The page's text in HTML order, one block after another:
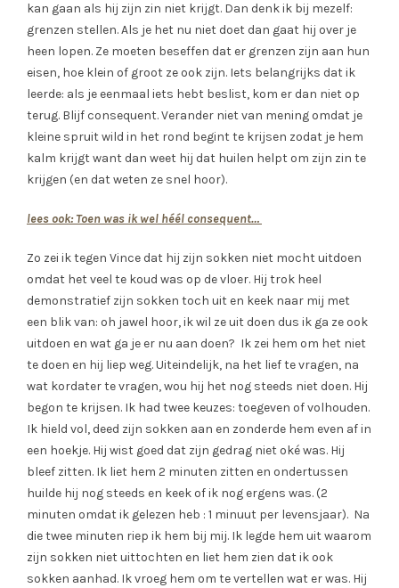
kan gaan als hij zijn zin niet krijgt. Dan denk ik bij mezelf:
grenzen stellen. Als je het nu niet doet dan gaat hij over je
heen lopen. Ze moeten beseffen dat er grenzen zijn aan hun
eisen, hoe klein of groot ze ook zijn. Iets belangrijks dat ik
leerde: als je eenmaal iets hebt beslist, kom er dan niet op
terug. Blijf consequent. Verander niet van mening omdat je
kleine spruit wild in het rond begint te krijsen zodat je hem
kalm krijgt want dan weet hij dat huilen helpt om zijn zin te
krijgen (en dat weten ze snel hoor).
lees ook: Toen was ik wel héél consequent…
Zo zei ik tegen Vince dat hij zijn sokken niet mocht uitdoen
omdat het veel te koud was op de vloer. Hij trok heel
demonstratief zijn sokken toch uit en keek naar mij met
een blik van: oh jawel hoor, ik wil ze uit doen dus ik ga ze ook
uitdoen en wat ga je er nu aan doen? Ik zei hem om het niet
te doen en hij liep weg. Uiteindelijk, na het lief te vragen, na
wat kordater te vragen, wou hij het nog steeds niet doen. Hij
begon te krijsen. Ik had twee keuzes: toegeven of volhouden.
Ik hield vol, deed zijn sokken aan en zonderde hem even af in
een hoekje. Hij wist goed dat zijn gedrag niet oké was. Hij
bleef zitten. Ik liet hem 2 minuten zitten en ondertussen
huilde hij nog steeds en keek of ik nog ergens was. (2
minuten omdat ik gelezen heb : 1 minuut per levensjaar). Na
die twee minuten riep ik hem bij mij. Ik legde hem uit waarom
zijn sokken niet uittochten en liet hem zien dat ik ook
sokken aanhad. Ik vroeg hem om te vertellen wat er was. Hij